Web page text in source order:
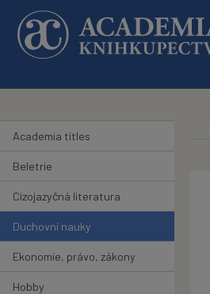
Skip to main content
Academia titles
Beletrie
Cizojazyčná literatura
Duchovní nauky
Ekonomie, právo, zákony
Hobby